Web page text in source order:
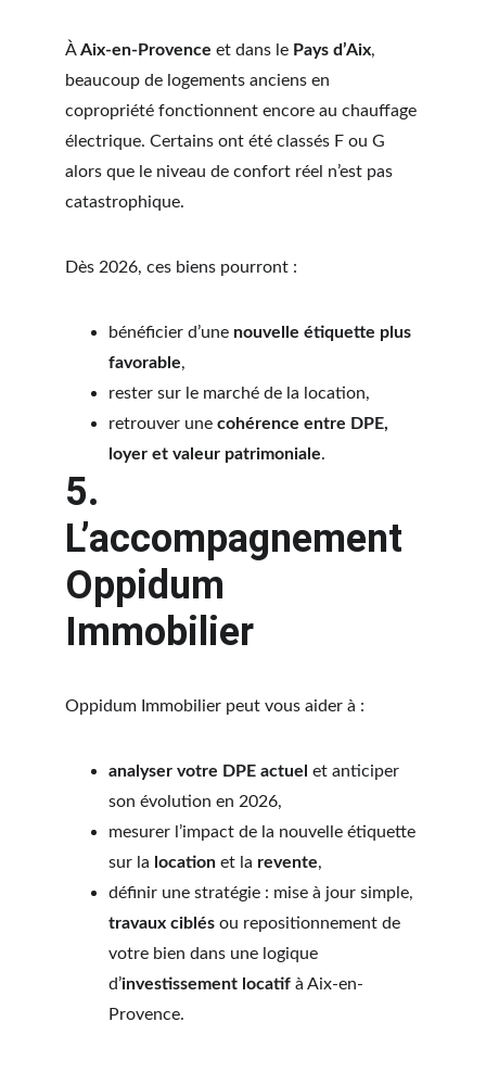
À Aix-en-Provence et dans le Pays d’Aix,
beaucoup de logements anciens en
copropriété fonctionnent encore au chauffage
électrique. Certains ont été classés F ou G
alors que le niveau de confort réel n’est pas
catastrophique.
Dès 2026, ces biens pourront :
bénéficier d’une nouvelle étiquette plus
favorable,
rester sur le marché de la location,
retrouver une cohérence entre DPE,
loyer et valeur patrimoniale.
5.
L’accompagnement
Oppidum
Immobilier
Oppidum Immobilier peut vous aider à :
analyser votre DPE actuel et anticiper
son évolution en 2026,
mesurer l’impact de la nouvelle étiquette
sur la location et la revente,
définir une stratégie : mise à jour simple,
travaux ciblés ou repositionnement de
votre bien dans une logique
d’investissement locatif à Aix-en-
Provence.